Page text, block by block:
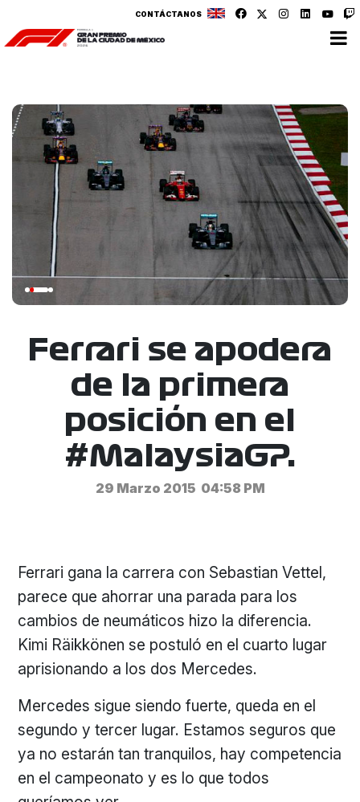
CONTÁCTANOS
Ferrari se apodera
de la primera
posición en el
#MalaysiaGP.
29 Marzo 2015 04:58 PM
Ferrari gana la carrera con Sebastian Vettel,
parece que ahorrar una parada para los
cambios de neumáticos hizo la diferencia.
Kimi Räikkönen se postuló en el cuarto lugar
aprisionando a los dos Mercedes.
Mercedes sigue siendo fuerte, queda en el
segundo y tercer lugar. Estamos seguros que
ya no estarán tan tranquilos, hay competencia
en el campeonato y es lo que todos